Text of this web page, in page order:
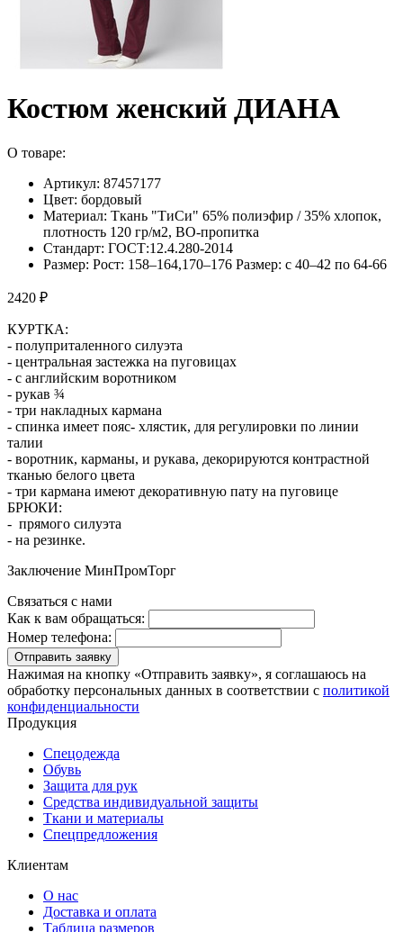
Костюм женский ДИАНА
О товаре:
Артикул: 87457177
Цвет: бордовый
Материал: Ткань "ТиСи" 65% полиэфир / 35% хлопок,
плотность 120 гр/м2, ВО-пропитка
Стандарт: ГОСТ:12.4.280-2014
Размер: Рост: 158–164,170–176 Размер: с 40–42 по 64-66
2420 ₽
КУРТКА:
- полуприталенного силуэта
- центральная застежка на пуговицах
- с английским воротником
- рукав ¾
- три накладных кармана
- спинка имеет пояс- хлястик, для регулировки по линии
талии
- воротник, карманы, и рукава, декорируются контрастной
тканью белого цвета
- три кармана имеют декоративную пату на пуговице
БРЮКИ:
- прямого силуэта
- на резинке.
Заключение МинПромТорг
Связаться с нами
Как к вам обращаться:
Номер телефона:
Отправить заявку
Нажимая на кнопку «Отправить заявку», я соглашаюсь на
обработку персональных данных в соответствии с политикой
конфиденциальности
Продукция
Спецодежда
Обувь
Защита для рук
Средства индивидуальной защиты
Ткани и материалы
Спецпредложения
Клиентам
О нас
Доставка и оплата
Таблица размеров